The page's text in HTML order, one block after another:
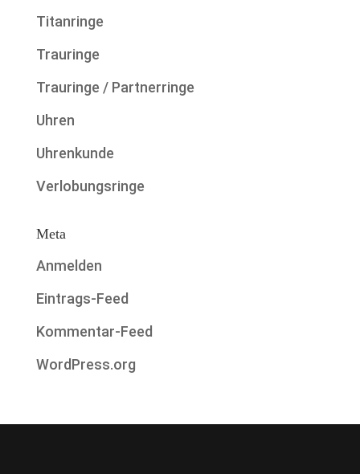
Titanringe
Trauringe
Trauringe / Partnerringe
Uhren
Uhrenkunde
Verlobungsringe
Meta
Anmelden
Eintrags-Feed
Kommentar-Feed
WordPress.org